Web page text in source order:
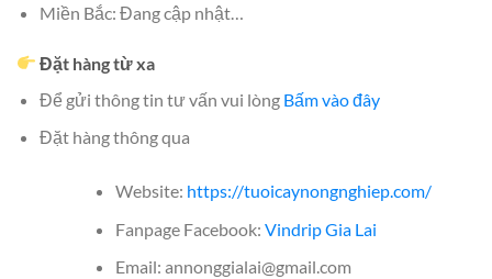
Miền Bắc: Đang cập nhật…
Đặt hàng từ xa
Để gửi thông tin tư vấn vui lòng Bấm vào đây
Đặt hàng thông qua
Website: https://tuoicaynongnghiep.com/
Fanpage Facebook: Vindrip Gia Lai
Email: annonggialai@gmail.com